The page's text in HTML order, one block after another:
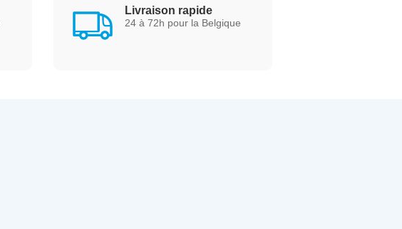
Livraison rapide
24 à 72h pour la Belgique